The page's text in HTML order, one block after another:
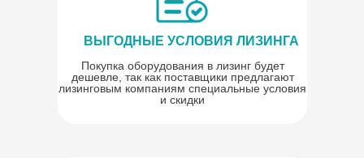
Покупка оборудования в лизинг будет
дешевле, так как поставщики предлагают
лизинговым компаниям специальные условия
и скидки
ВЫГОДНЫЕ УСЛОВИЯ ЛИЗИНГА